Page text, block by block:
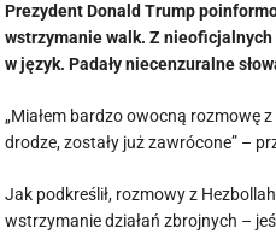
Prezydent Donald Trump
wstrzymanie walk. Z
w język. Padały niecenzuralne
„Miałem bardzo owocną rozmowę
drodze, zostały już zawrócone” –
Jak podkreślił, rozmowy z
wstrzymanie działań zbrojnych –